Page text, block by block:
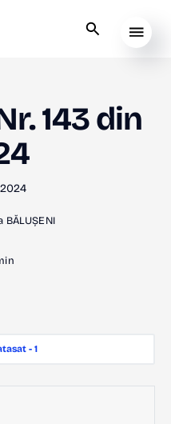
143 din
BĂLUȘENI
- 1